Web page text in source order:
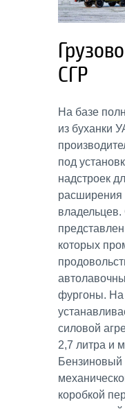
СГР
На базе
из буханки
под
надстроек
расширения
которых
фургоны. На
силовой
2,7 литра и
Бензиновый
коробкой